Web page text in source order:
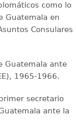
como lo
Guatemala en
Consulares
Guatemala ante
1965-1966.
secretario
ante la